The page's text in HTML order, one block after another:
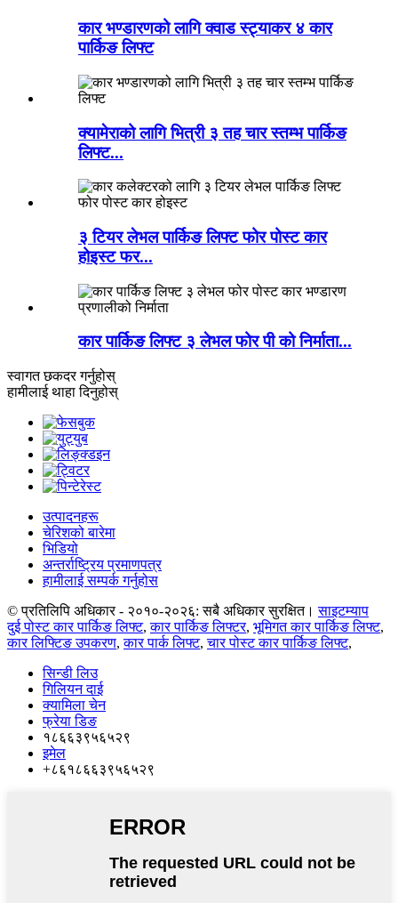
कार भण्डारणको लागि क्वाड स्ट्याकर ४ कार
पार्किङ लिफ्ट
क्यामेराको लागि भित्री ३ तह चार स्तम्भ पार्किङ
लिफ्ट...
३ टियर लेभल पार्किङ लिफ्ट फोर पोस्ट कार
होइस्ट फर...
कार पार्किङ लिफ्ट ३ लेभल फोर पी को निर्माता...
स्वागत छकदर गर्नुहोस्
हामीलाई थाहा दिनुहोस्
उत्पादनहरू
चेरिशको बारेमा
भिडियो
अन्तर्राष्ट्रिय प्रमाणपत्र
हामीलाई सम्पर्क गर्नुहोस
© प्रतिलिपि अधिकार - २०१०-२०२६: सबै अधिकार सुरक्षित। साइटम्याप
दुई पोस्ट कार पार्किङ लिफ्ट,कार पार्किङ लिफ्टर, भूमिगत कार पार्किङ लिफ्ट,
कार लिफ्टिङ उपकरण,कार पार्क लिफ्ट,चार पोस्ट कार पार्किङ लिफ्ट,
सिन्डी लिउ
गिलियन दाई
क्यामिला चेन
फ्रेया डिङ
१८६६३९५६५२९
इमेल
+८६१८६६३९५६५२९